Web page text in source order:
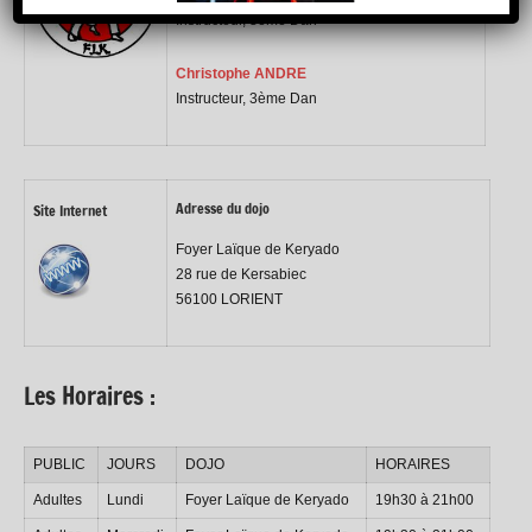
Instructeur,3ème Dan
Christophe ANDRE
Instructeur, 3ème Dan
Site Internet Adresse du dojo
Foyer Laïque de Keryado
28 rue de Kersabiec
56100 LORIENT
Les Horaires :
PUBLIC JOURS DOJO HORAIRES
Adultes Lundi Foyer Laïque de Keryado 19h30 à 21h00